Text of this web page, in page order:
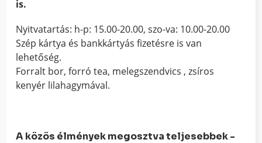
is.
Nyitvatartás: h-p: 15.00-20.00, szo-va: 10.00-20.00
Szép kártya és bankkártyás fizetésre is van
lehetőség.
Forralt bor, forró tea, melegszendvics , zsíros
kenyér lilahagymával.
A közös élmények megosztva teljesebbek -